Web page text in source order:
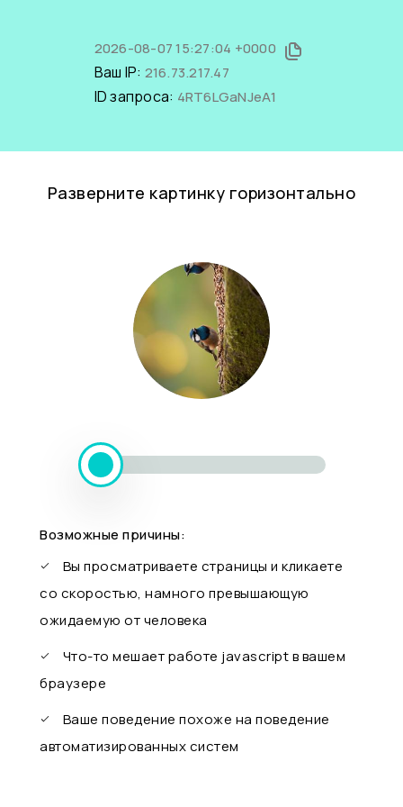
2026-08-07 15:27:04 +0000
Ваш IP: 216.73.217.47
ID запроса: 4RT6LGaNJeA1
Разверните картинку горизонтально
Возможные причины:
Вы просматриваете страницы и кликаете
со скоростью, намного превышающую
ожидаемую от человека
Что-то мешает работе javascript в вашем
браузере
Ваше поведение похоже на поведение
автоматизированных систем